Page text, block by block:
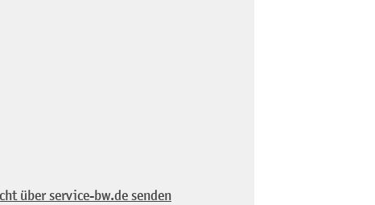
über service-bw.de senden